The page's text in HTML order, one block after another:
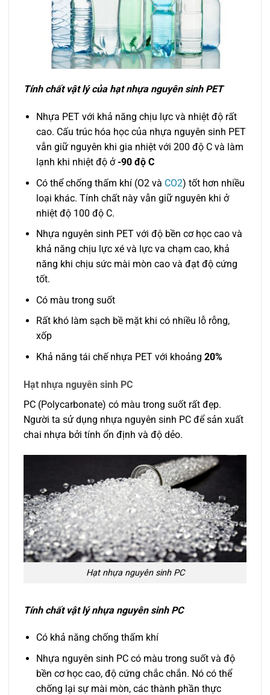
Tính chất vật lý của hạt nhựa nguyên sinh PET
Nhựa PET với khả năng chịu lực và nhiệt độ rất
cao. Cấu trúc hóa học của nhựa nguyên sinh PET
vẫn giữ nguyên khi gia nhiệt với 200 độ C và làm
lạnh khi nhiệt độ ở-90 độ C
Có thể chống thấm khí (O2 và CO2) tốt hơn nhiều
loại khác. Tính chất này vẫn giữ nguyên khi ở
nhiệt độ 100 độ C.
Nhựa nguyên sinh PET với độ bền cơ học cao và
khả năng chịu lực xé và lực va chạm cao, khả
năng khi chịu sức mài mòn cao và đạt độ cứng
tốt.
Có màu trong suốt
Rất khó làm sạch bề mặt khi có nhiều lỗ rỗng,
xốp
Khả năng tái chế nhựa PET với khoảng 20%
Hạt nhựa nguyên sinh PC
PC (Polycarbonate) có màu trong suốt rất đẹp.
Người ta sử dụng nhựa nguyên sinh PC để sản xuất
chai nhựa bởi tính ổn định và độ dẻo.
Hạt nhựa nguyên sinh PC
Tính chất vật lý nhựa nguyên sinh PC
Có khả năng chống thấm khí
Nhựa nguyên sinh PC có màu trong suốt và độ
bền cơ học cao, độ cứng chắc chắn. Nó có thể
chống lại sự mài mòn, các thành phần thực